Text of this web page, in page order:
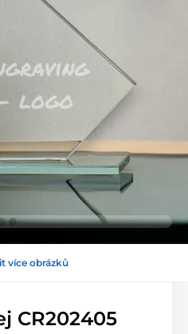
více obrázků
CR202405